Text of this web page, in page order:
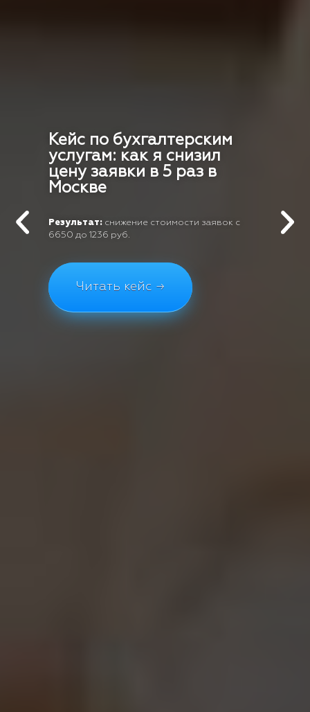
Кейс по бухгалтерским
услугам: как я снизил
цену заявки в 5 раз в
Москве
Результат: снижение стоимости заявок с
6650 до 1236 руб.
Читать кейс →